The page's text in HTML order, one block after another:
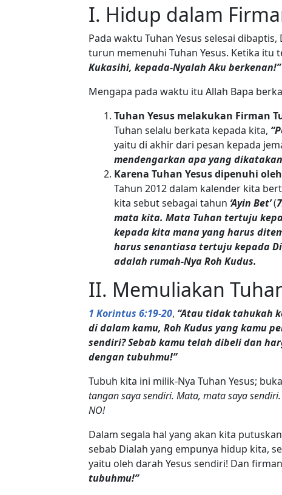
I. Hidup dalam
Pada waktu Tuhan Yesus selesai
turun memenuhi Tuhan Yesus. Ketika itu
Kukasihi, kepada-Nyalah Aku berkenan!”
Mengapa pada waktu itu Allah Bapa
Tuhan Yesus melakukan Firman
Tuhan selalu berkata kepada kita,
yaitu di akhir dari pesan kepada
mendengarkan apa yang
Karena Tuhan Yesus dipenuhi
Tahun 2012 dalam kalender kita
kita sebut sebagai tahun ‘Ayin Bet’(
mata kita. Mata Tuhan tertuju
kepada kita mana yang harus
harus senantiasa tertuju kepada
adalah rumah-Nya Roh Kudus.
II. Memuliakan
1 Korintus 6:19-20, “Atau tidak tahukah
di dalam kamu, Roh Kudus yang kamu
sendiri? Sebab kamu telah dibeli dan
dengan tubuhmu!”
Tubuh kita ini milik-Nya Tuhan Yesus;
tangan saya sendiri. Mata, mata saya
NO!
Dalam segala hal yang akan kita
sebab Dialah yang empunya hidup kita,
yaitu oleh darah Yesus sendiri! Dan
tubuhmu!”